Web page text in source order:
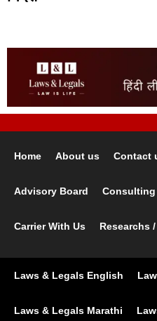
Home About us Contact
Advisory Board Consulting
Carrier With Us Researchs
Laws & Legals English
Laws & Legals Marathi